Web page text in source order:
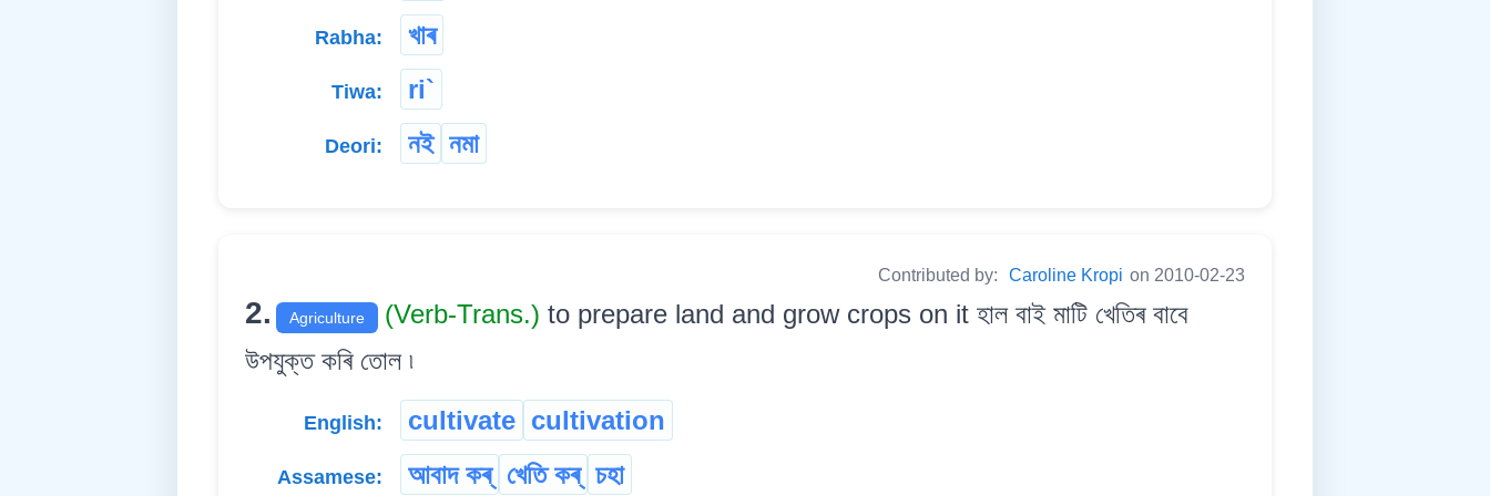
Rabha: খাৰ
Tiwa: ri`
Deori: নই নমা
Contributed by: Caroline Kropi on 2010-02-23
2. Agriculture (Verb-Trans.) to prepare land and grow crops on it হাল বাই মাটি খেতিৰ বাবে
উপযুক্ত কৰি তোল ৷
English: cultivate cultivation
Assamese: আবাদ কৰ্ খেতি কৰ্ চহা